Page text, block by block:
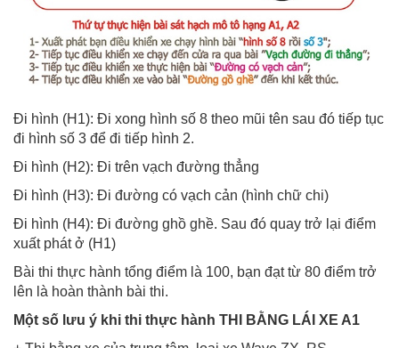
Đi hình (H1): Đi xong hình số 8 theo mũi tên sau đó tiếp tục
đi hình số 3 để đi tiếp hình 2.
Đi hình (H2): Đi trên vạch đường thẳng
Đi hình (H3): Đi đường có vạch cản (hình chữ chi)
Đi hình (H4): Đi đường ghồ ghề. Sau đó quay trở lại điểm
xuất phát ở (H1)
Bài thi thực hành tổng điểm là 100, bạn đạt từ 80 điểm trở
lên là hoàn thành bài thi.
Một số lưu ý khi thi thực hành THI BẰNG LÁI XE A1